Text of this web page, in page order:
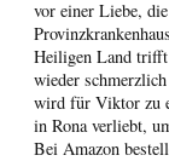
vor einer Liebe,
Heiligen Land
wieder
wird für Viktor zu
in Rona verliebt,
Bei Amazon